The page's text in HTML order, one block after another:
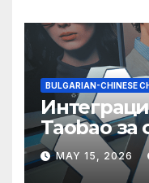
BULGARIAN-CHINESE
Taobao за
MAY 15, 2026